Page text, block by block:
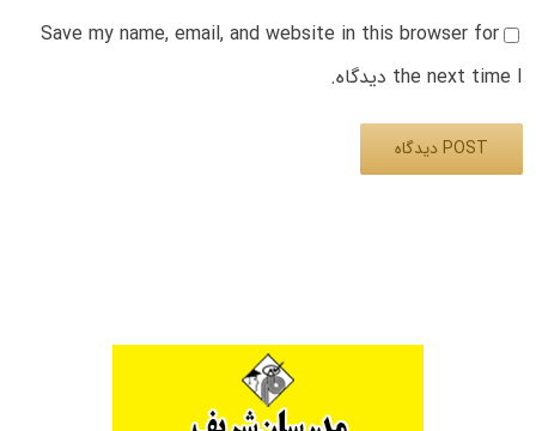
Save my name, email, and website in this browser for
the next time I دیدگاه.